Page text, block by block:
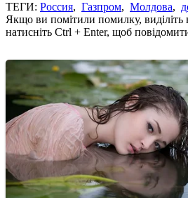
ТЕГИ: Россия, Газпром, Молдова,
Якщо ви помітили помилку, виділіть
натисніть Ctrl + Enter, щоб